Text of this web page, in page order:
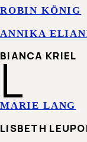
ROBIN KÖNIG
ANNIKA
BIANCA KRIEL
L
MARIE LANG
LISBETH